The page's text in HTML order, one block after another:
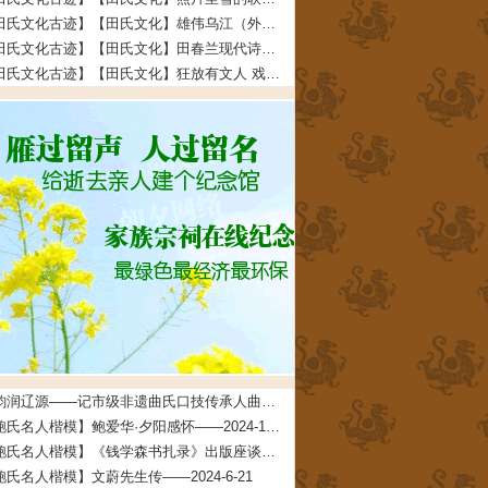
【田氏文化古迹】【田氏文化】雄伟乌江（外五首） 文/田福宏——2023-12-5
【田氏文化古迹】【田氏文化】田春兰现代诗四首 文/田春兰——2023-11-30
【田氏文化古迹】【田氏文化】狂放有文人 戏说多潦倒 文/田先奇——2023-11-24
曲韵润辽源——记市级非遗曲氏口技传承人曲道德——2026-4-24
【鲍氏名人楷模】鲍爱华·夕阳感怀——2024-10-24
【鲍氏名人楷模】《钱学森书扎录》出版座谈会上 鲍世行教授的发言摘要——2024-6-21
氏名人楷模】文蔚先生传——2024-6-21